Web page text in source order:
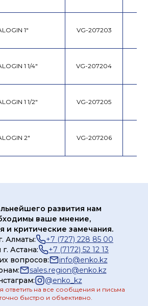
1" VG-207203
1 1/4" VG-207204
1 1/2" VG-207205
2" VG-207206
развития нам
ваше мнение,
и критические замечания.
Алматы:
+7 (727) 228 85 00
Астана:
+7 (7172) 52 12 13
вопросов:
info@enko.kz
sales.region@enko.kz
@enko_kz
ответить на все сообщения и письма
быстро и объективно.